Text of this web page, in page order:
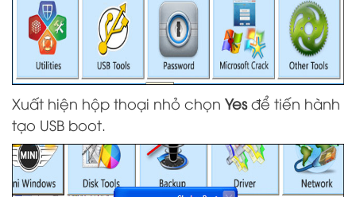
Xuất hiện hộp thoại nhỏ chọn Yesđể tiến hành
tạo USB boot.